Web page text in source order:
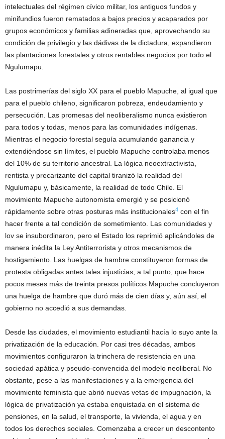
intelectuales del régimen cívico militar, los antiguos fundos y
minifundios fueron rematados a bajos precios y acaparados por
grupos económicos y familias adineradas que, aprovechando su
condición de privilegio y las dádivas de la dictadura, expandieron
las plantaciones forestales y otros rentables negocios por todo el
Ngulumapu.
Las postrimerías del siglo XX para el pueblo Mapuche, al igual que
para el pueblo chileno, significaron pobreza, endeudamiento y
persecución. Las promesas del neoliberalismo nunca existieron
para todos y todas, menos para las comunidades indígenas.
Mientras el negocio forestal seguía acumulando ganancia y
extendiéndose sin límites, el pueblo Mapuche controlaba menos
del 10% de su territorio ancestral. La lógica neoextractivista,
rentista y precarizante del capital tiranizó la realidad del
Ngulumapu y, básicamente, la realidad de todo Chile. El
movimiento Mapuche autonomista emergió y se posicionó
rápidamente sobre otras posturas más institucionales4 con el fin
hacer frente a tal condición de sometimiento. Las comunidades y
lov se insubordinaron, pero el Estado los reprimió aplicándoles de
manera inédita la Ley Antiterrorista y otros mecanismos de
hostigamiento. Las huelgas de hambre constituyeron formas de
protesta obligadas antes tales injusticias; a tal punto, que hace
pocos meses más de treinta presos políticos Mapuche concluyeron
una huelga de hambre que duró más de cien días y, aún así, el
gobierno no accedió a sus demandas.
Desde las ciudades, el movimiento estudiantil hacía lo suyo ante la
privatización de la educación. Por casi tres décadas, ambos
movimientos configuraron la trinchera de resistencia en una
sociedad apática y pseudo-convencida del modelo neoliberal. No
obstante, pese a las manifestaciones y a la emergencia del
movimiento feminista que abrió nuevas vetas de impugnación, la
lógica de privatización ya estaba enquistada en el sistema de
pensiones, en la salud, el transporte, la vivienda, el agua y en
todos los derechos sociales. Comenzaba a crecer un descontento